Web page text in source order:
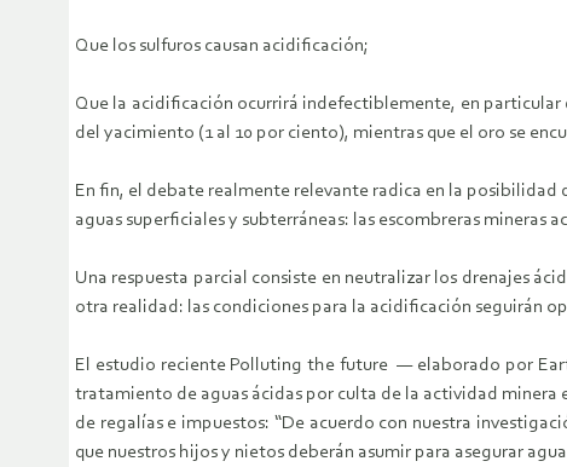
Que los sulfuros causan acidificación;
Que la acidificación ocurrirá indefectiblemente, en
del yacimiento (1 al 10 por ciento), mientras que el oro se
En fin, el debate realmente relevante radica en la
aguas superficiales y subterráneas: las escombreras mineras
Una respuesta parcial consiste en neutralizar los drenajes
otra realidad: las condiciones para la acidificación seguirán
El estudio reciente Polluting the future — elaborado por
tratamiento de aguas ácidas por culta de la actividad minera
de regalías e impuestos: “De acuerdo con nuestra
que nuestros hijos y nietos deberán asumir para asegurar